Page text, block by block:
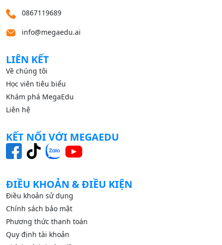
0867119689
info@megaedu.ai
LIÊN KẾT
Về chúng tôi
Học viên tiêu biểu
Khám phá MegaEdu
Liên hệ
KẾT NỐI VỚI MEGAEDU
ĐIỀU KHOẢN & ĐIỀU KIỆN
Điều khoản sử dụng
Chính sách bảo mật
Phương thức thanh toán
Quy định tài khoản